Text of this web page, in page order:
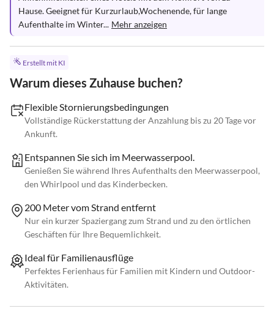
Hause. Geeignet für Kurzurlaub,Wochenende, für lange
Aufenthalte im Winter... Mehr anzeigen
Erstellt mit KI
Warum dieses Zuhause buchen?
Flexible Stornierungsbedingungen
Vollständige Rückerstattung der Anzahlung bis zu 20 Tage vor
Ankunft.
Entspannen Sie sich im Meerwasserpool.
Genießen Sie während Ihres Aufenthalts den Meerwasserpool,
den Whirlpool und das Kinderbecken.
200 Meter vom Strand entfernt
Nur ein kurzer Spaziergang zum Strand und zu den örtlichen
Geschäften für Ihre Bequemlichkeit.
Ideal für Familienausflüge
Perfektes Ferienhaus für Familien mit Kindern und Outdoor-
Aktivitäten.